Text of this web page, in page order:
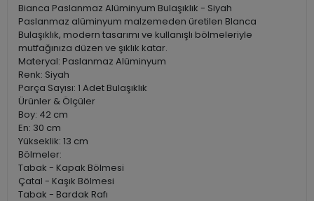
Bianca Paslanmaz Alüminyum Bulaşıklık - Siyah
Paslanmaz alüminyum malzemeden üretilen Blanca
Bulaşıklık, modern tasarımı ve kullanışlı bölmeleriyle
mutfağınıza düzen ve şıklık katar.
Materyal: Paslanmaz Alüminyum
Renk: Siyah
Parça Sayısı: 1 Adet Bulaşıklık
Ürünler & Ölçüler
Boy: 42 cm
En: 30 cm
Yükseklik: 13 cm
Bölmeler:
Tabak - Kapak Bölmesi
Çatal - Kaşık Bölmesi
Tabak - Bardak Rafı